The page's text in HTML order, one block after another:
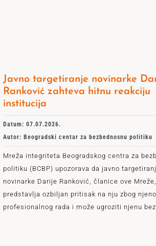
Javno targetiranje novinarke
Ranković zahteva hitnu reakciju
institucija
Datum: 07.07.2026.
Autor: Beogradski centar za bezbednosnu politiku
Mreža integriteta Beogradskog centra za
politiku (BCBP) upozorava da javno
novinarke Darije Ranković, članice ove Mreže,
predstavlja ozbiljan pritisak na nju zbog
profesionalnog rada i može ugroziti njenu